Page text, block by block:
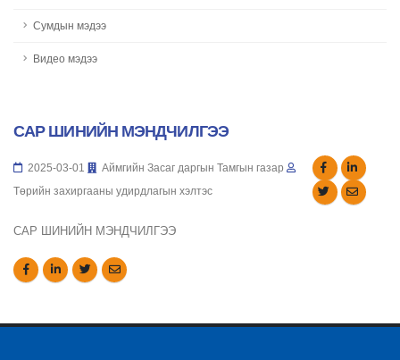
Сумдын мэдээ
Видео мэдээ
САР ШИНИЙН МЭНДЧИЛГЭЭ
2025-03-01
Аймгийн Засаг даргын Тамгын газар
Төрийн захиргааны удирдлагын хэлтэс
САР ШИНИЙН МЭНДЧИЛГЭЭ